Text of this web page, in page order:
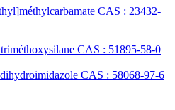
CAS : 23432-
CAS : 51895-58-0
CAS : 58068-97-6